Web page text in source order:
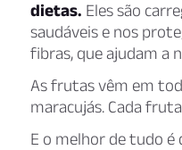
dietas. Eles são
saudáveis e nos
fibras, que ajudam a
As frutas vêm em
maracujás. Cada
E o melhor de tudo é